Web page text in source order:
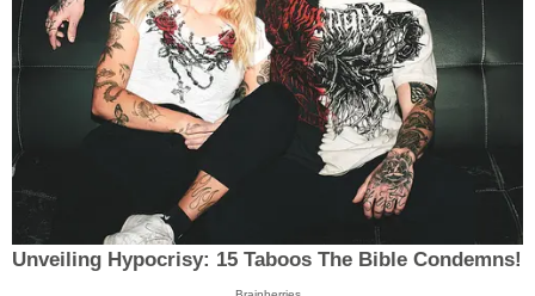
Unveiling Hypocrisy: 15 Taboos The Bible Condemns!